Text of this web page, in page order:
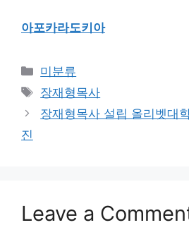
아포카라도키아
Categories
미분류
Tags
장재형목사
장재형목사 설립 올리벳대
진
Leave a